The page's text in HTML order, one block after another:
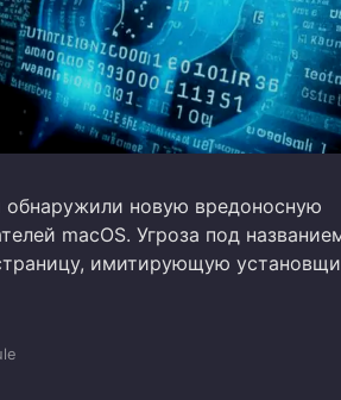
обнаружили новую вредоносную
macOS. Угроза под
имитирующую